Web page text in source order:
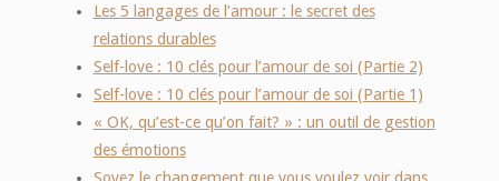
Les 5 langages de l’amour : le secret des
relations durables
Self-love : 10 clés pour l’amour de soi (Partie 2)
Self-love : 10 clés pour l’amour de soi (Partie 1)
« OK, qu’est-ce qu’on fait? » : un outil de gestion
des émotions
Soyez le changement que vous voulez voir dans